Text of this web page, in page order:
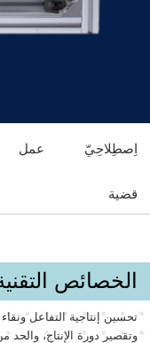
اِصطِلاحِيّ عمل
قضية
الخصائص
تحسين إنتاجية التفاعل
وتقصير دورة الإنتاج، والحد